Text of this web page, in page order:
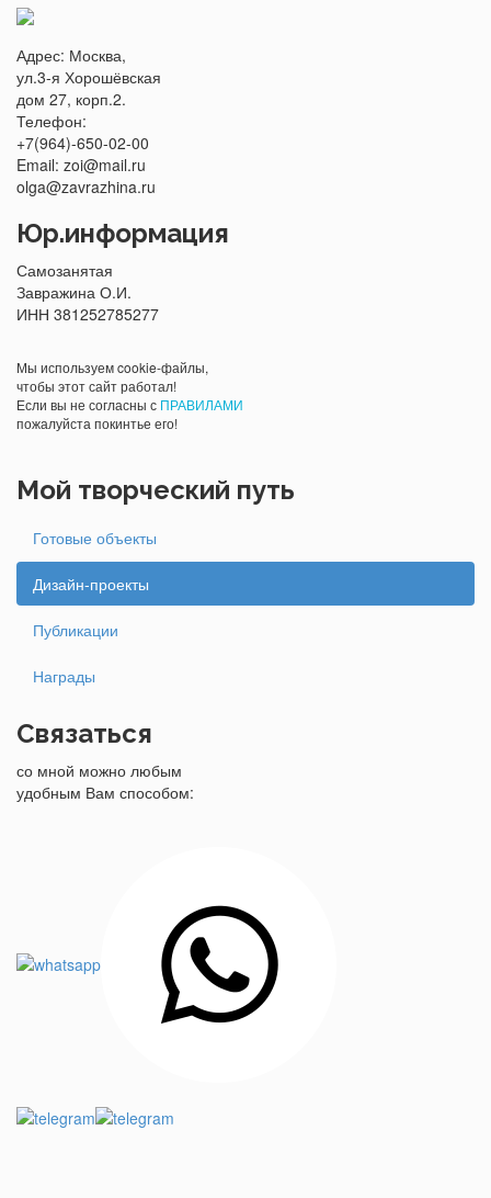
Адрес: Москва,
ул.3-я Хорошёвская
дом 27, корп.2.
Телефон:
+7(964)-650-02-00
Email:
Юр.информация
Самозанятая
Завражина О.И.
ИНН 381252785277
Мы используем cookie-файлы,
чтобы этот сайт работал!
Если вы не согласны с ПРАВИЛАМИ
пожалуйста покинтье его!
Мой творческий путь
Готовые объекты
Дизайн-проекты
Публикации
Награды
Связаться
со мной можно любым
удобным Вам способом: